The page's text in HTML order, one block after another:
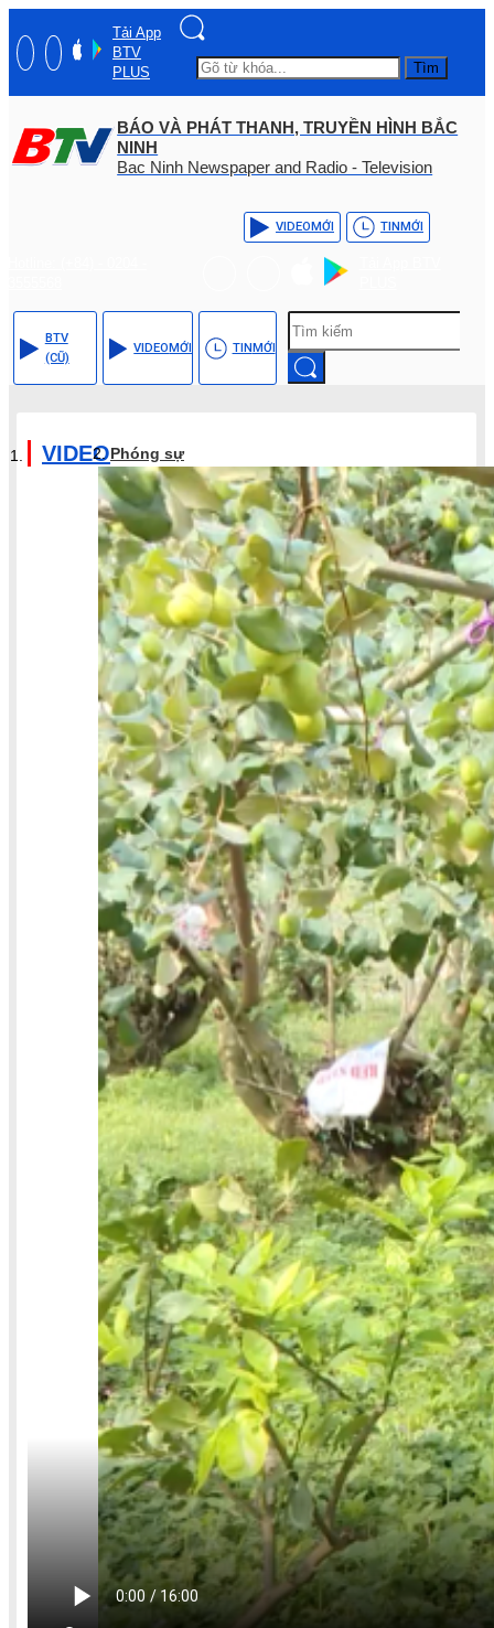
Tải App
BTV
PLUS
Tìm
BÁO VÀ PHÁT THANH, TRUYỀN HÌNH BẮC
NINH
Bac Ninh Newspaper and Radio - Television
VIDEOMỚI TINMỚI
BTV
(CŨ)
VIDEOMỚI TINMỚI
VIDEOPhóng sự